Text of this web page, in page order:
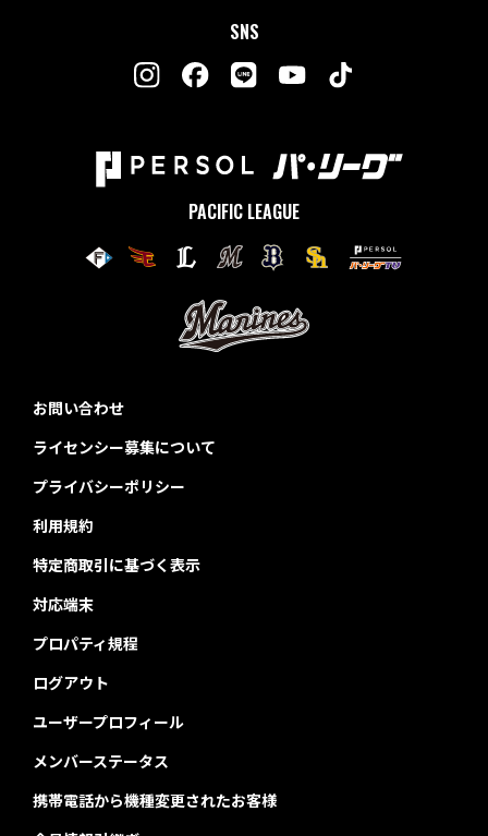
SNS
PACIFIC LEAGUE
お問い合わせ
ライセンシー募集について
プライバシーポリシー
利用規約
特定商取引に基づく表示
対応端末
プロパティ規程
ログアウト
ユーザープロフィール
メンバーステータス
携帯電話から機種変更されたお客様